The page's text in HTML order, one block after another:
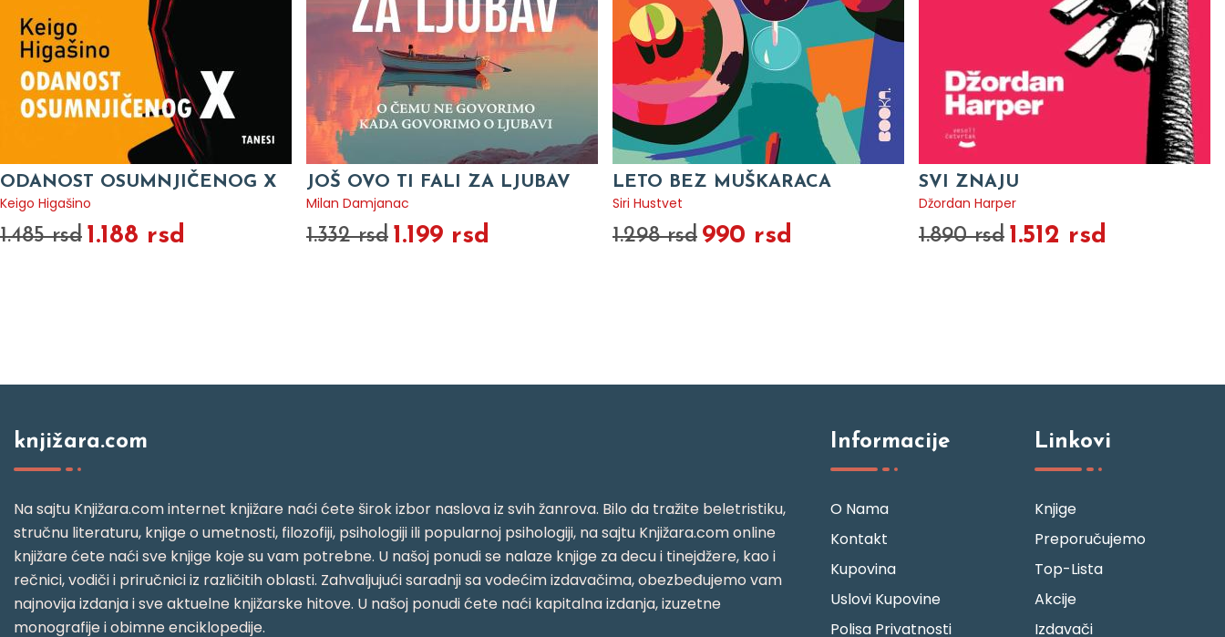
ODANOST OSUMNJIČENOG X
Keigo Higašino
1.485 rsd 1.188 rsd
JOŠ OVO TI FALI ZA LJUBAV
Milan Damjanac
1.332 rsd 1.199 rsd
LETO BEZ MUŠKARACA
Siri Hustvet
1.298 rsd 990 rsd
SVI ZNAJU
Džordan Harper
1.890 rsd 1.512 rsd
knjižara.com
Na sajtu Knjižara.com internet knjižare naći ćete širok izbor naslova iz svih žanrova. Bilo da tražite beletristiku,
stručnu literaturu, knjige o umetnosti, filozofiji, psihologiji ili popularnoj psihologiji, na sajtu Knjižara.com online
knjižare ćete naći sve knjige koje su vam potrebne. U našoj ponudi se nalaze knjige za decu i tinejdžere, kao i
rečnici, vodiči i priručnici iz različitih oblasti. Zahvaljujući saradnji sa vodećim izdavačima, obezbeđujemo vam
najnovija izdanja i sve aktuelne knjižarske hitove. U našoj ponudi ćete naći kapitalna izdanja, izuzetne
monografije i obimne enciklopedije.
Informacije
O Nama
Kontakt
Kupovina
Uslovi Kupovine
Polisa Privatnosti
Linkovi
Knjige
Preporučujemo
Top-Lista
Akcije
Izdavači